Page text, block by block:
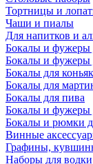
Тортницы и
Чаши и пиалы
Для напитков и
Бокалы и фужеры
Бокалы и фужеры
Бокалы для
Бокалы для
Бокалы для пива
Бокалы и фужеры
Бокалы и рюмки
Винные
Графины,
Наборы для водки